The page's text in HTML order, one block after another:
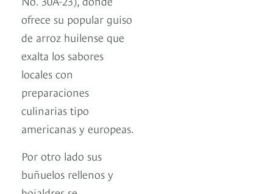
ofrece su popular guiso
de arroz huilense que
exalta los sabores
locales con
preparaciones
culinarias tipo
americanas y europeas.
Por otro lado sus
buñuelos rellenos y